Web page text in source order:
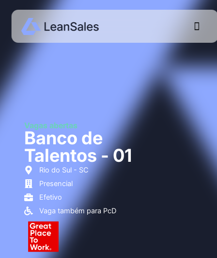
Vagas abertas
Banco de
Talentos - 01
Rio do Sul - SC
Presencial
Efetivo
Vaga também para PcD